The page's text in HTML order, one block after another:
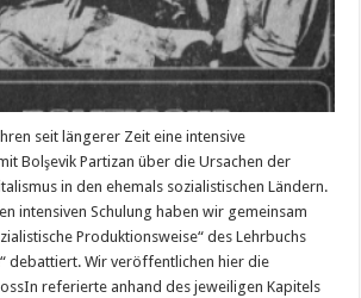
seit längerer Zeit eine intensive
Bolşevik Partizan über die Ursachen der
in den ehemals sozialistischen Ländern.
intensiven Schulung haben wir gemeinsam
Produktionsweise“ des Lehrbuchs
debattiert. Wir veröffentlichen hier die
referierte anhand des jeweiligen Kapitels